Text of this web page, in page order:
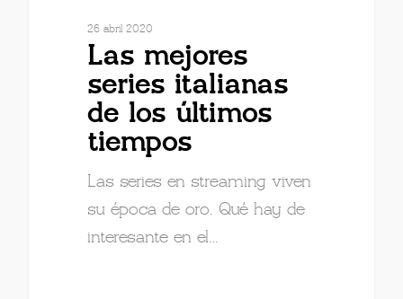
26 abril 2020
Las mejores
series italianas
de los últimos
tiempos
Las series en streaming viven
su época de oro. Qué hay de
interesante en el…